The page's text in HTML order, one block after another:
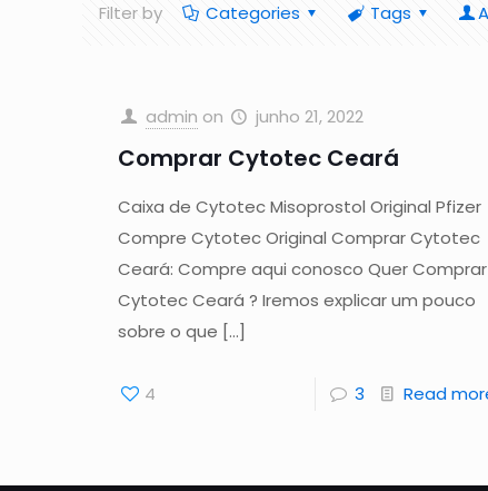
Filter by Categories Tags
admin on junho 21, 2022
Comprar Cytotec Ceará
Caixa de Cytotec Misoprostol Original Pfizer
Compre Cytotec Original Comprar Cytotec
Ceará: Compre aqui conosco Quer Comprar
Cytotec Ceará ? Iremos explicar um pouco
sobre o que […]
4 3 Read